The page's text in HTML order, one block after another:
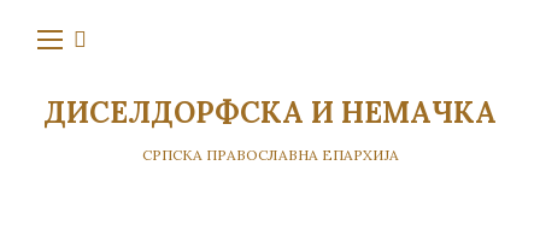
ДИСЕЛДОРФСКА И НЕМАЧКА
СРПСКА ПРАВОСЛАВНА ЕПАРХИЈА